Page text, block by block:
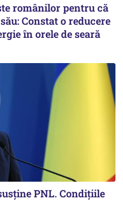
românilor pentru că
Constat o reducere
în orele de seară
PNL. Condițiile